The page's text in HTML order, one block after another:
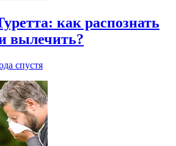
как распознать
вылечить?
спустя